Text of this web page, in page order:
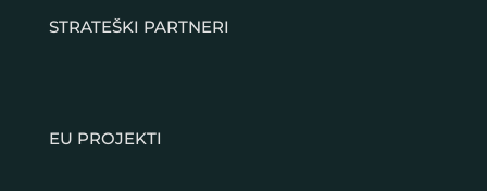
STRATEŠKI PARTNERI
EU PROJEKTI